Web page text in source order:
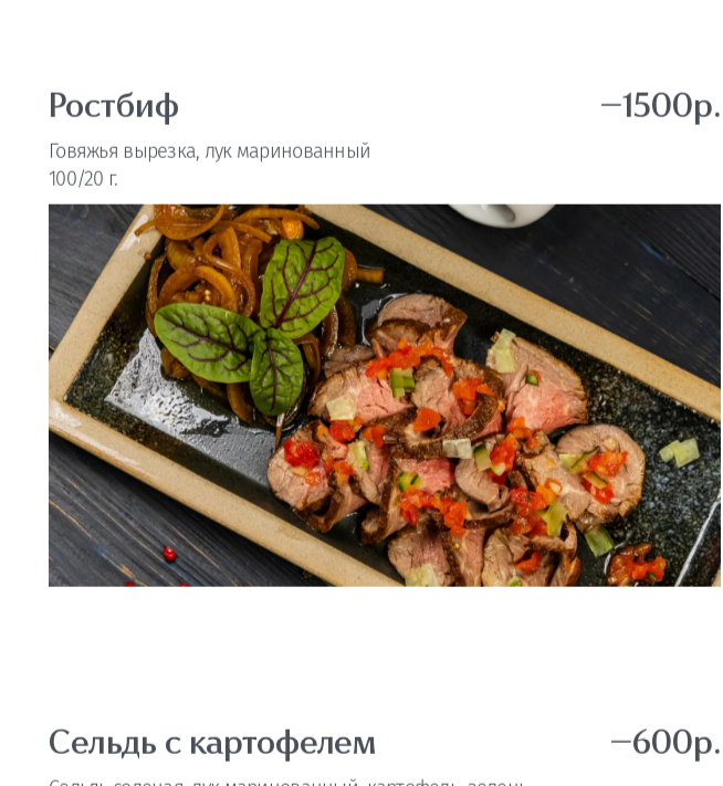
Ростбиф
Говяжья вырезка, лук маринованный
100/20 г.
—1500р.